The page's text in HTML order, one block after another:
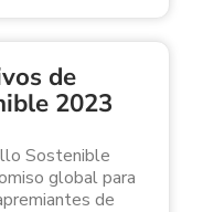
de
2023
Sostenible
global para
de